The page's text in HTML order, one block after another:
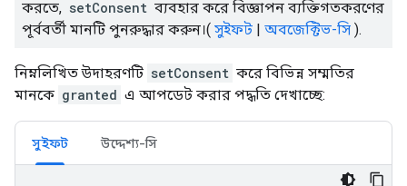
করতে, setConsent ব্যবহার করে বিজ্ঞাপন ব্যক্তিগতকরণের
পূর্ববর্তী মানটি পুনরুদ্ধার করুন।( সুইফট | অবজেক্টিভ-সি ).
নিম্নলিখিত উদাহরণটি setConsent করে বিভিন্ন সম্মতির
মানকে granted এ আপডেট করার পদ্ধতি দেখাচ্ছে:
সুইফট উদ্দেশ্য-সি